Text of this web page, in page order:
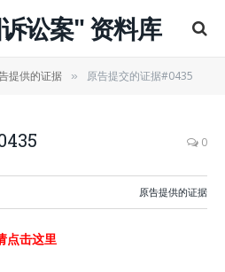
讼案" 资料库
提供的证据 » 原告提交的证据#0435
0
原告提供的证据
点击这里